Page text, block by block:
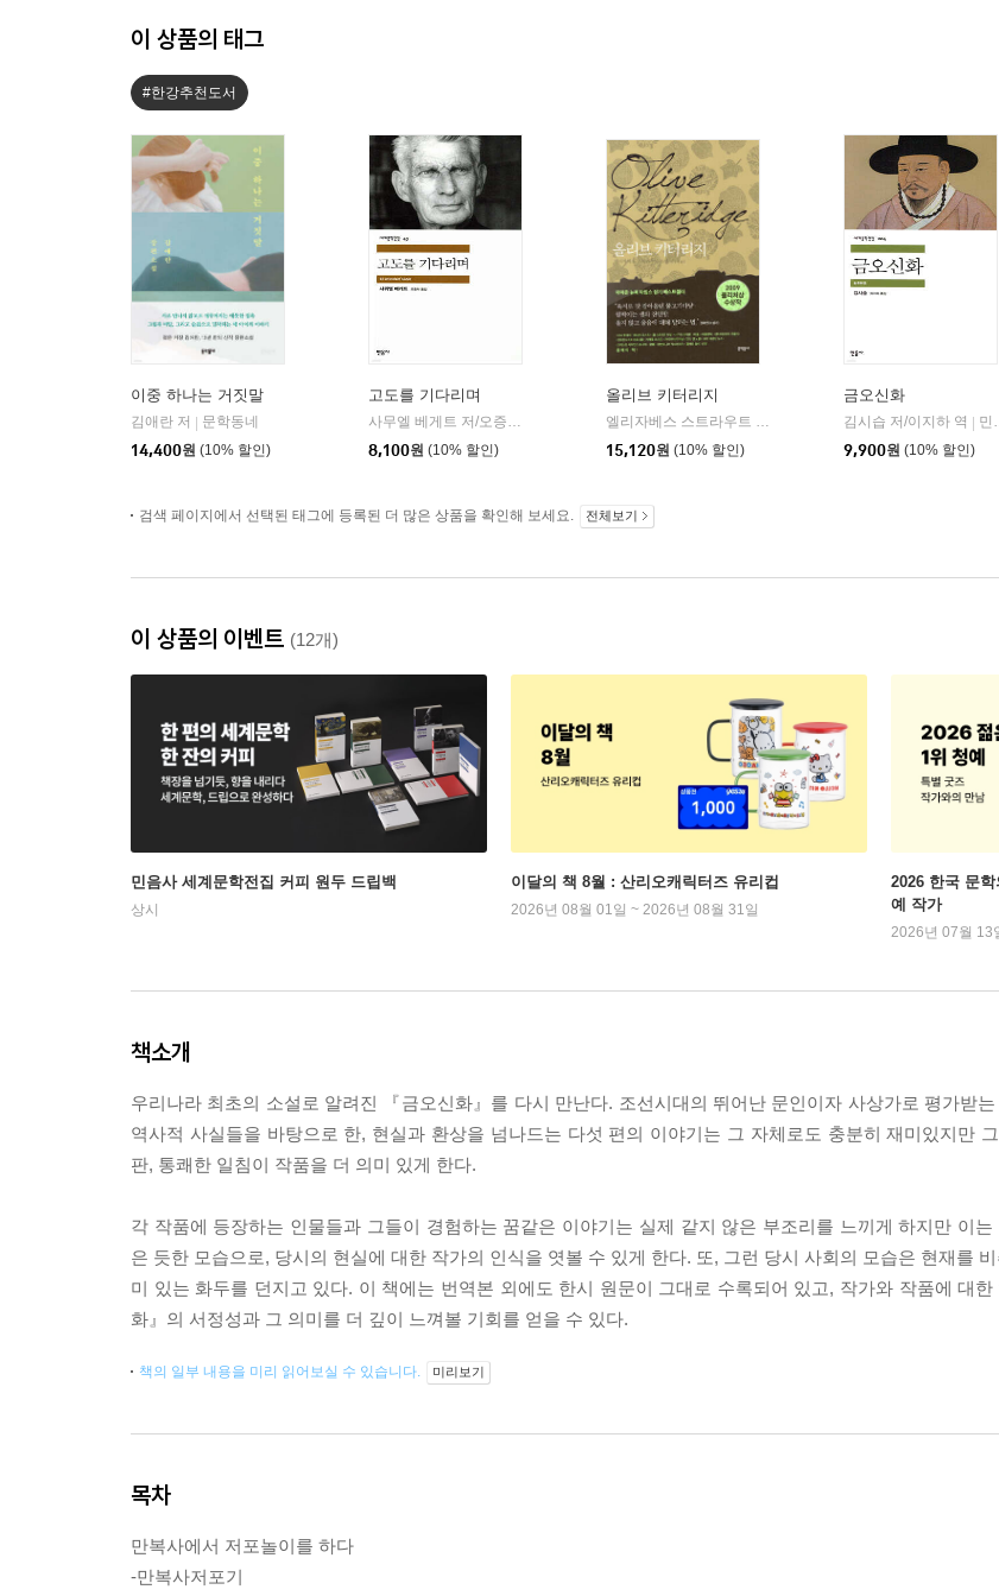
이 상품의 태그
#한강추천도서
이중 하나는 거짓말
김애란 저 | 문학동네
14,400원 (10% 할인)
고도를 기다리며
8,100원 (10% 할인)
올리브 키터리지
문학동네
15,120원 (10% 할인)
금오신화
김시습 저/이지하 역 | 민음사
9,900원 (10% 할인)
검색 페이지에서 선택된 태그에 등록된 더 많은 상품을 확인해 보세요. 전체보기
이 상품의 이벤트 (12개)
민음사 세계문학전집 커피 원두 드립백
상시
이달의 책 8월 : 산리오캐릭터즈 유리컵
2026년 08월 01일 ~ 2026년 08월 31일
2026 한국 문
예 작가
2026년 07월 13
책소개
우리나라 최초의 소설로 알려진 『금오신화』를 다시 만난다. 조선시대의 뛰어난 문인이자 사상가로 평가받
역사적 사실들을 바탕으로 한, 현실과 환상을 넘나드는 다섯 편의 이야기는 그 자체로도 충분히 재미있지만
판, 통쾌한 일침이 작품을 더 의미 있게 한다.
각 작품에 등장하는 인물들과 그들이 경험하는 꿈같은 이야기는 실제 같지 않은 부조리를 느끼게 하지만 이
은 듯한 모습으로, 당시의 현실에 대한 작가의 인식을 엿볼 수 있게 한다. 또, 그런 당시 사회의 모습은 현재를
미 있는 화두를 던지고 있다. 이 책에는 번역본 외에도 한시 원문이 그대로 수록되어 있고, 작가와 작품에 대
화』의 서정성과 그 의미를 더 깊이 느껴볼 기회를 얻을 수 있다.
책의 일부 내용을 미리 읽어보실 수 있습니다. 미리보기
목차
만복사에서 저포놀이를 하다
-만복사저포기